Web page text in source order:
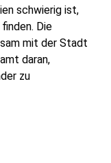
schwierig ist,
Die
mit der Stadt
daran,
zu